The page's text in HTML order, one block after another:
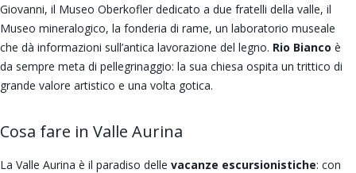
Giovanni, il Museo Oberkofler dedicato a due fratelli della valle, il
Museo mineralogico, la fonderia di rame, un laboratorio museale
che dà informazioni sull’antica lavorazione del legno. Rio Bianco è
da sempre meta di pellegrinaggio: la sua chiesa ospita un trittico di
grande valore artistico e una volta gotica.
Cosa fare in Valle Aurina
La Valle Aurina è il paradiso delle vacanze escursionistiche: con